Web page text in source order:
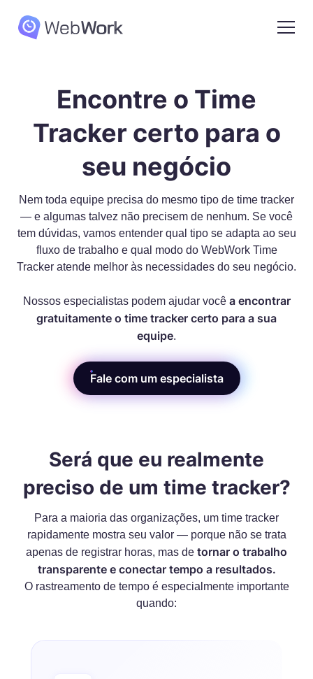
Encontre o Time
Tracker certo para o
seu negócio
Nem toda equipe precisa do mesmo tipo de time tracker
— e algumas talvez não precisem de nenhum. Se você
tem dúvidas, vamos entender qual tipo se adapta ao seu
fluxo de trabalho e qual modo do WebWork Time
Tracker atende melhor às necessidades do seu negócio.
Nossos especialistas podem ajudar você a encontrar
gratuitamente o time tracker certo para a sua
equipe.
Fale com um especialista
Será que eu realmente
preciso de um time tracker?
Para a maioria das organizações, um time tracker
rapidamente mostra seu valor — porque não se trata
apenas de registrar horas, mas de tornar o trabalho
transparente e conectar tempo a resultados.
O rastreamento de tempo é especialmente importante
quando: